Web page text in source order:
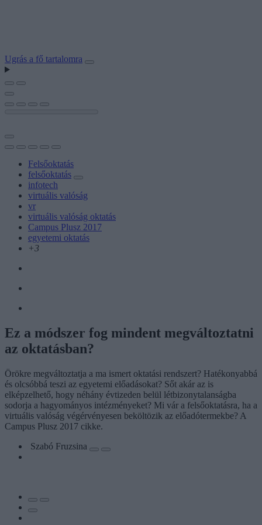
Ugrás a fő tartalomra
Felsőoktatás
felsőoktatás
infotech
virtuális valóság
vr
virtuális valóság oktatás
Campus Plusz 2017
egyetemi oktatás
+3
Ez a módszer fog mindent megváltoztatni
az oktatásban?
Örökre megváltoztatja a ma ismert oktatási rendszert? Hatékonyabbá
és olcsóbbá teszi az egyetemi előadásokat? Sőt akár az is
elképzelhető, hogy néhány évtizeden belül létbizonytalanságba
sodorja a hagyományos intézményeket? Mi vár a felsőoktatásra, ha a
virtuális valóság végérvényesen beköltözik az előadótermekbe? A
Campus Plusz 2017 cikke.
Szabó Fruzsina